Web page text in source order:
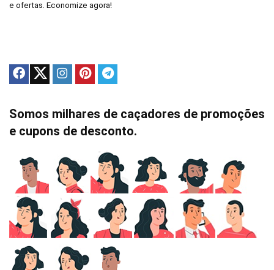
e ofertas. Economize agora!
Somos milhares de caçadores de promoções
e cupons de desconto.